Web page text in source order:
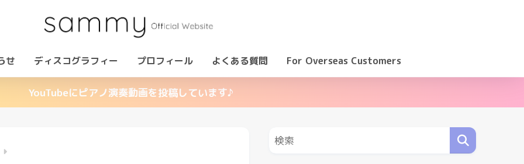
せ ディスコグラフィー プロフィール よくある質問 For Overseas Customers
YouTubeにピアノ演奏動画を投稿しています♪